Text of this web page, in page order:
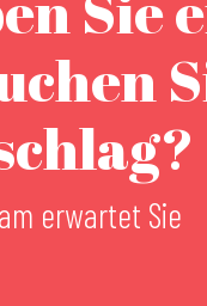
erwartet Sie